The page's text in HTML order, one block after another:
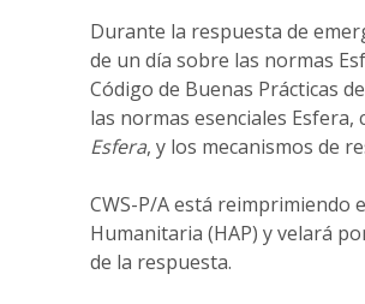
Durante la respuesta de
de un día sobre las normas
Código de Buenas Prácticas de
las normas esenciales
Esfera, y los mecanismos de
CWS-P/A está reimprimiendo
Humanitaria (HAP) y velará
de la respuesta.